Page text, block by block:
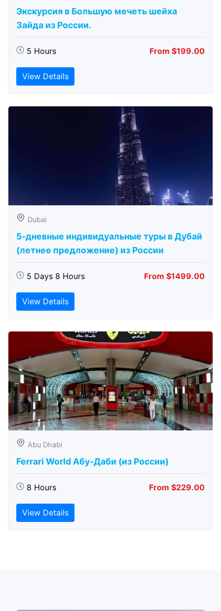
Экскурсия в Большую мечеть шейха
Зайда из России.
5 Hours From $199.00
View Details
Dubai
5-дневные индивидуальные туры в Дубай
(летнее предложение) из России
5 Days 8 Hours From $1499.00
View Details
Abu Dhabi
Ferrari World Абу-Даби (из России)
8 Hours From $229.00
View Details